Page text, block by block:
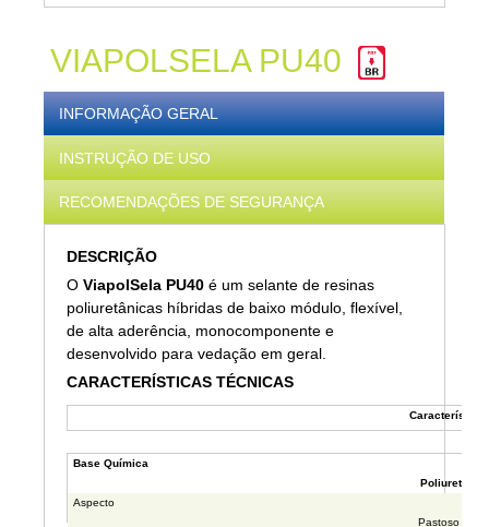
VIAPOLSELA PU40
INFORMAÇÃO GERAL
INSTRUÇÃO DE USO
RECOMENDAÇÕES DE SEGURANÇA
DESCRIÇÃO
OViapolSela PU40 é um selante de resinas
poliuretânicas híbridas de baixo módulo, flexível,
de alta aderência, monocomponente e
desenvolvido para vedação em geral.
CARACTERÍSTICAS TÉCNICAS
Base Química
Poliuretano
Aspecto
Pastoso e